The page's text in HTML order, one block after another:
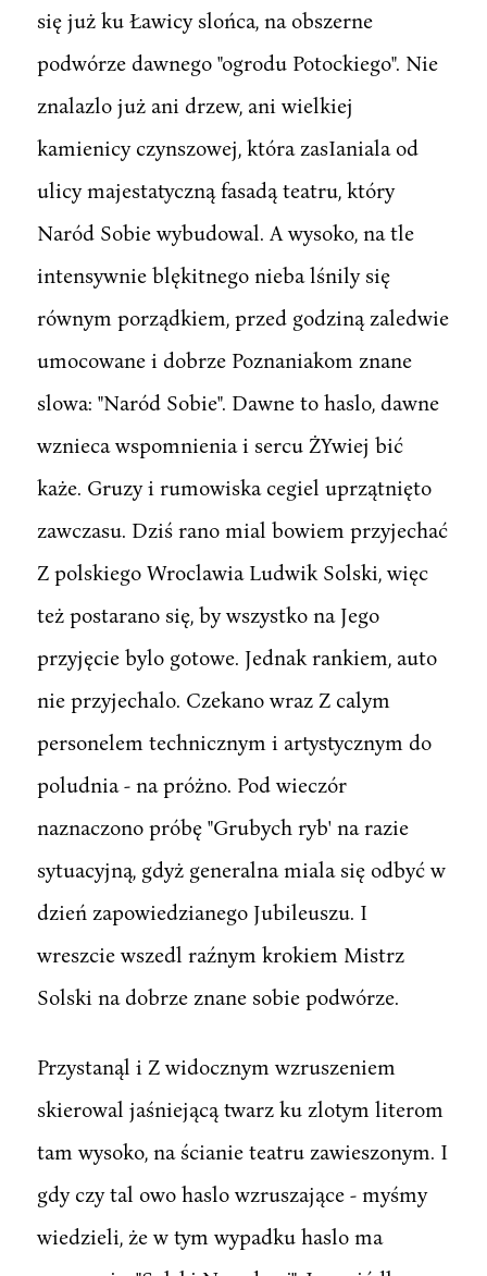
się już ku Ławicy slońca, na obszerne
podwórze dawnego "ogrodu Potockiego". Nie
znalazlo już ani drzew, ani wielkiej
kamienicy czynszowej, która zasIaniala od
ulicy majestatyczną fasadą teatru, który
Naród Sobie wybudowal. A wysoko, na tle
intensywnie blękitnego nieba lśnily się
równym porządkiem, przed godziną zaledwie
umocowane i dobrze Poznaniakom znane
slowa: "Naród Sobie". Dawne to haslo, dawne
wznieca wspomnienia i sercu ŻYwiej bić
każe. Gruzy i rumowiska cegiel uprzątnięto
zawczasu. Dziś rano mial bowiem przyjechać
Z polskiego Wroclawia Ludwik Solski, więc
też postarano się, by wszystko na Jego
przyjęcie bylo gotowe. Jednak rankiem, auto
nie przyjechalo. Czekano wraz Z calym
personelem technicznym i artystycznym do
poludnia - na próżno. Pod wieczór
naznaczono próbę "Grubych ryb' na razie
sytuacyjną, gdyż generalna miala się odbyć w
dzień zapowiedzianego Jubileuszu. I
wreszcie wszedl raźnym krokiem Mistrz
Solski na dobrze znane sobie podwórze.
Przystanąl i Z widocznym wzruszeniem
skierowal jaśniejącą twarz ku zlotym literom
tam wysoko, na ścianie teatru zawieszonym. I
gdy czy tal owo haslo wzruszające - myśmy
wiedzieli, że w tym wypadku haslo ma